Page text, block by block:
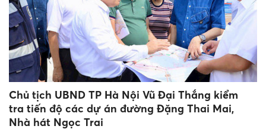
Chủ tịch UBND TP Hà Nội Vũ Đại Thắng kiểm
tra tiến độ các dự án đường Đặng Thai Mai,
Nhà hát Ngọc Trai